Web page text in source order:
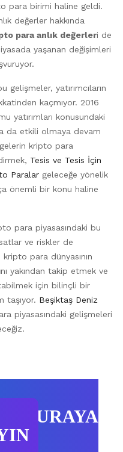
para birimi haline geldi.
değerler hakkında
para anlık değerleri de
yaşanan değişimleri
yatırımcıların
kaçmıyor. 2016
yatırımları konusundaki
da etkili olmaya devam
kripto para
Tesis ve Tesis İçin
Paralar geleceğe yönelik
önemli bir konu haline
para piyasasındaki bu
ve riskler de
para dünyasının
nı yakından takip etmek ve
için bilinçli bir
taşıyor. Beşiktaş Deniz
piyasasındaki gelişmeleri
BURAYA